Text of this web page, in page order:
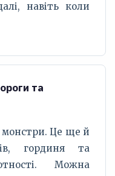
навіть коли
та
монстри. Це ще й
гординя та
Можна